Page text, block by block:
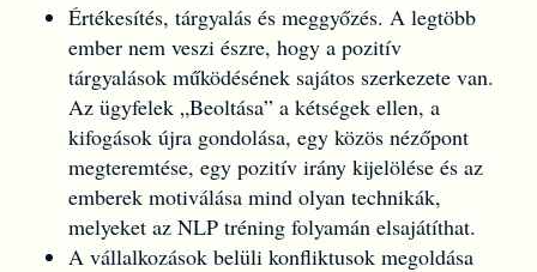
Értékesítés, tárgyalás és meggyőzés. A legtöbb
ember nem veszi észre, hogy a pozitív
tárgyalások működésének sajátos szerkezete van.
Az ügyfelek „Beoltása” a kétségek ellen, a
kifogások újra gondolása, egy közös nézőpont
megteremtése, egy pozitív irány kijelölése és az
emberek motiválása mind olyan technikák,
melyeket az NLP tréning folyamán elsajátíthat.
A vállalkozások belüli konfliktusok megoldása